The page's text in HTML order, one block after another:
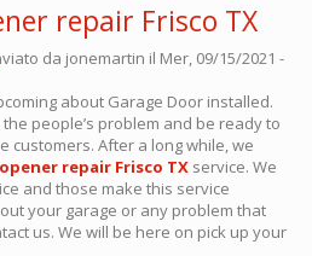
repair Frisco TX
da jonemartin il Mer, 09/15/2021 -
about Garage Door installed.
people’s problem and be ready to
customers. After a long while, we
repair Frisco TX service. We
and those make this service
your garage or any problem that
us. We will be here on pick up your